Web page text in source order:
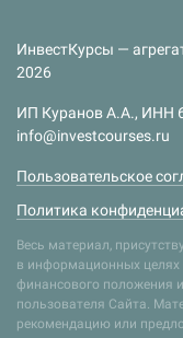
ИнвестКурсы —
2026
ИП Куранов А.А., ИНН
info@investcourses.ru
Пользовательское
Политика
Весь материал,
в информационных целях
финансового положения
пользователя Сайта.
рекомендацию или